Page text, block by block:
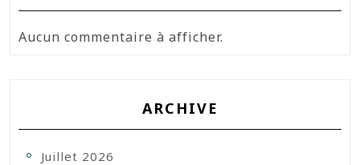
Aucun commentaire à afficher.
ARCHIVE
Juillet 2026